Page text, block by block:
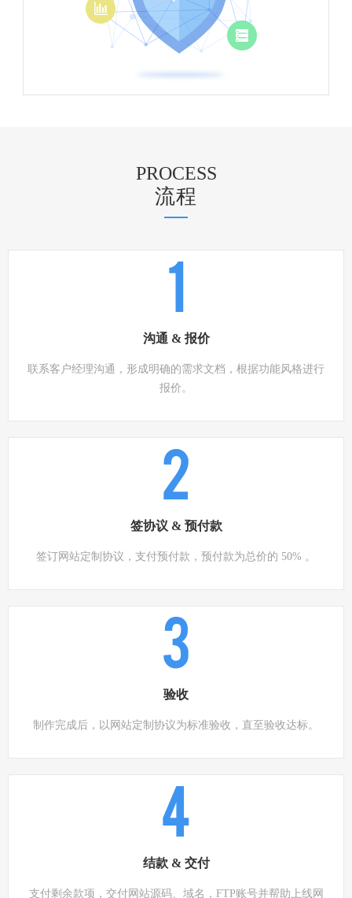
PROCESS
流程
沟通 & 报价
联系客户经理沟通，形成明确的需求文档，根据功能风格进行
报价。
2
签协议 & 预付款
签订网站定制协议，支付预付款，预付款为总价的 50% 。
3
验收
制作完成后，以网站定制协议为标准验收，直至验收达标。
4
结款 & 交付
支付剩余款项，交付网站源码、域名，FTP账号并帮助上线网